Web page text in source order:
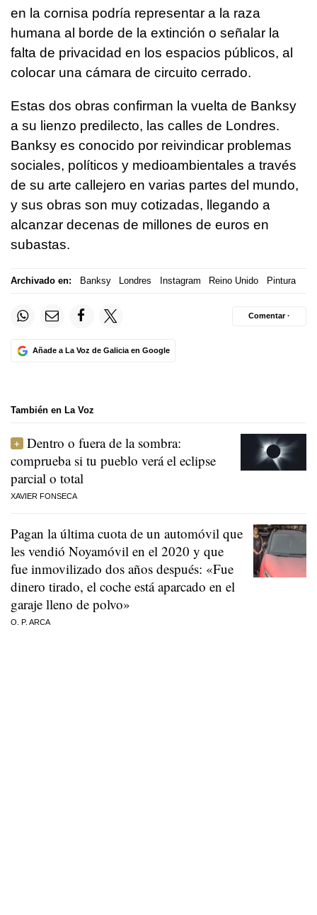
en la cornisa podría representar a la raza
humana al borde de la extinción o señalar la
falta de privacidad en los espacios públicos, al
colocar una cámara de circuito cerrado.
Estas dos obras confirman la vuelta de Banksy
a su lienzo predilecto, las calles de Londres.
Banksy es conocido por reivindicar problemas
sociales, políticos y medioambientales a través
de su arte callejero en varias partes del mundo,
y sus obras son muy cotizadas, llegando a
alcanzar decenas de millones de euros en
subastas.
Archivado en: Banksy Londres Instagram Reino Unido Pintura
Añade a La Voz de Galicia en Google
Comentar ·
También en La Voz
Dentro o fuera de la sombra:
comprueba si tu pueblo verá el eclipse
parcial o total
XAVIER FONSECA
Pagan la última cuota de un automóvil que
les vendió Noyamóvil en el 2020 y que
fue inmovilizado dos años después: «Fue
dinero tirado, el coche está aparcado en el
garaje lleno de polvo»
O. P. ARCA